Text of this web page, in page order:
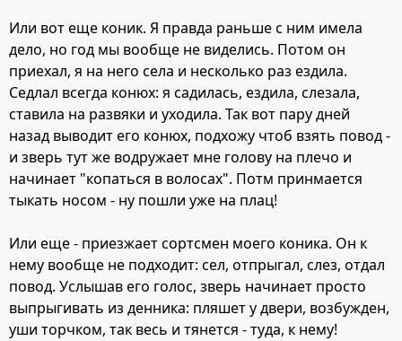
Или вот еще коник. Я правда раньше с ним имела
дело, но год мы вообще не виделись. Потом он
приехал, я на него села и несколько раз ездила.
Седлал всегда конюх: я садилась, ездила, слезала,
ставила на развяки и уходила. Так вот пару дней
назад выводит его конюх, подхожу чтоб взять повод -
и зверь тут же водружает мне голову на плечо и
начинает "копаться в волосах". Потм принмается
тыкать носом - ну пошли уже на плац!
Или еще - приезжает сортсмен моего коника. Он к
нему вообще не подходит: сел, отпрыгал, слез, отдал
повод. Услышав его голос, зверь начинает просто
выпрыгивать из денника: пляшет у двери, возбужден,
уши торчком, так весь и тянется - туда, к нему!